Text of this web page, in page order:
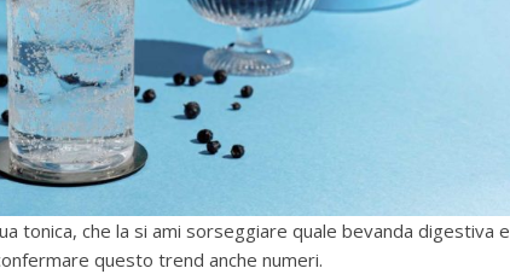
tonica, che la si ami sorseggiare quale bevanda digestiva e
questo trend anche numeri.